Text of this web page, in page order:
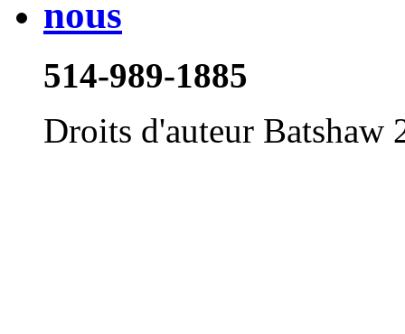
514-989-1885
Droits d'auteur Batshaw